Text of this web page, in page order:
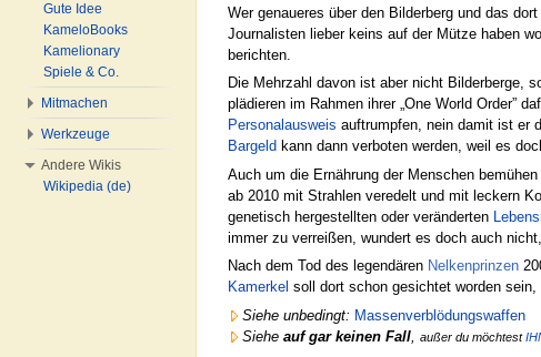
Wer genaueres über den Bilderberg und das
Journalisten lieber keins auf der Mütze haben
berichten.
Die Mehrzahl davon ist aber nicht Bilderberge,
plädieren im Rahmen ihrer „One World Order”
Personalausweis auftrumpfen, nein damit ist er
Bargeld kann dann verboten werden, weil es
Auch um die Ernährung der Menschen
ab 2010 mit Strahlen veredelt und mit leckern
genetisch hergestellten oder veränderten
immer zu verreißen, wundert es doch auch
Nach dem Tod des legendären Nelkenprinzen
Kamerkel soll dort schon gesichtet worden
Siehe unbedingt: Massenverblödungswaffen
Siehe auf gar keinen Fall außer du möchtest
Gute Idee
KameloBooks
Kamelionary
Spiele & Co.
Mitmachen
Werkzeuge
Andere Wikis
Wikipedia (de)